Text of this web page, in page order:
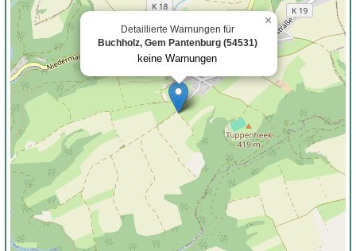
Detaillierte Warnungen für
Buchholz, Gem Pantenburg (54531)
keine Warnungen
×